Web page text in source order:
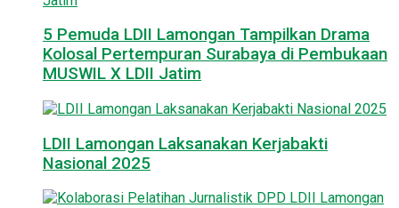
5 Pemuda LDII Lamongan Tampilkan Drama
Kolosal Pertempuran Surabaya di Pembukaan
MUSWIL X LDII Jatim
LDII Lamongan Laksanakan Kerjabakti
Nasional 2025